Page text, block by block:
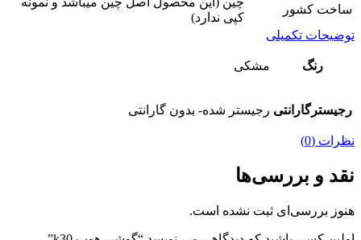
ساخت کشور
کپی ندارد)
توضیحات تکمیلی
رنگ مشکی
رجیسترگارانتی رجیستر شده- بدون گارانتی
نظرات (0)
نقد و بررسی‌ها
هنوز بررسی‌ای ثبت نشده است.